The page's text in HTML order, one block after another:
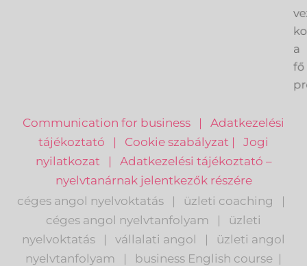
Communication for business | Adatkezelési
tájékoztató | Cookie szabályzat | Jogi
nyilatkozat | Adatkezelési tájékoztató –
nyelvtanárnak jelentkezők részére
céges angol nyelvoktatás
| üzleti coaching
|
céges angol nyelvtanfolyam
|
üzleti
nyelvoktatás
| vállalati angol |
üzleti angol
nyelvtanfolyam
| business English course |